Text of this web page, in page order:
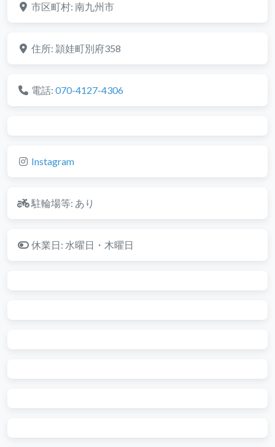
市区町村: 南九州市
住所: 頴娃町別府358
電話: 070-4127-4306
Instagram
駐輪場等: あり
休業日: 水曜日・木曜日